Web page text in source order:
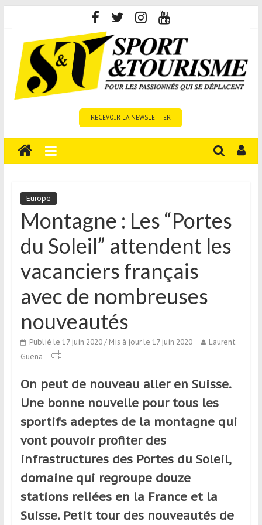
content
Tourisme
est
média
sur
tourisme
sportif
qui
aux
ponctuels
ou
réguliers,
passionnés
ou
simples
spectateurs
de
sport,
qui
déplacent
en
RECEVOIR LA NEWSLETTER
Europe
Montagne : Les “Portes
du Soleil” attendent les
vacanciers français
avec de nombreuses
nouveautés
Publié le 17 juin 2020/ Mis à jour le 17 juin 2020
Laurent
Guena
On peut de nouveau aller en Suisse.
Une bonne nouvelle pour tous les
sportifs adeptes de la montagne qui
vont pouvoir profiter des
infrastructures des Portes du Soleil,
domaine qui regroupe douze
stations reliées en la France et la
Suisse. Petit tour des nouveautés de